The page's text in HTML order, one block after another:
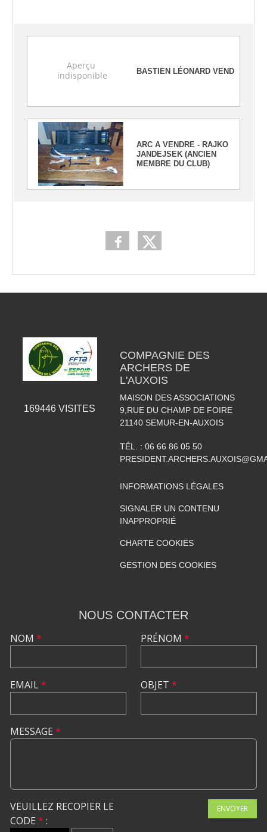
BASTIEN LÉONARD VEND
ARC A VENDRE - RAJKO
JANDEJSEK (ANCIEN
MEMBRE DU CLUB)
169446 VISITES
COMPAGNIE DES
ARCHERS DE
L'AUXOIS
MAISON DES ASSOCIATIONS
9,RUE DU CHAMP DE FOIRE
21140 SEMUR-EN-AUXOIS
TÉL. : 06 66 86 05 50
INFORMATIONS LÉGALES
SIGNALER UN CONTENU
INAPPROPRIÉ
CHARTE COOKIES
GESTION DES COOKIES
NOUS CONTACTER
NOM *
EMAIL*
PRÉNOM *
OBJET *
MESSAGE *
VEUILLEZ RECOPIER LE
CODE * :
ENVOYER